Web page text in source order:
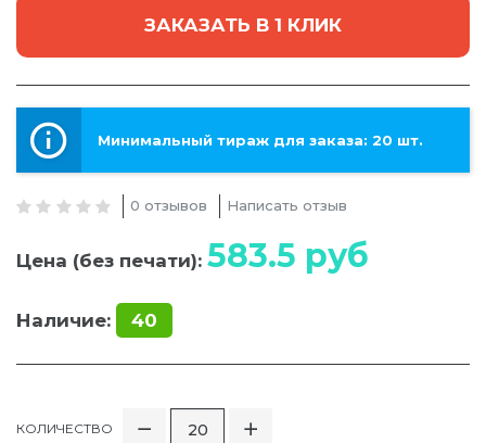
ЗАКАЗАТЬ В 1 КЛИК
Минимальный тираж для заказа: 20 шт.
0 отзывов Написать отзыв
Цена (без печати): 583.5 руб
Наличие: 40
КОЛИЧЕСТВО